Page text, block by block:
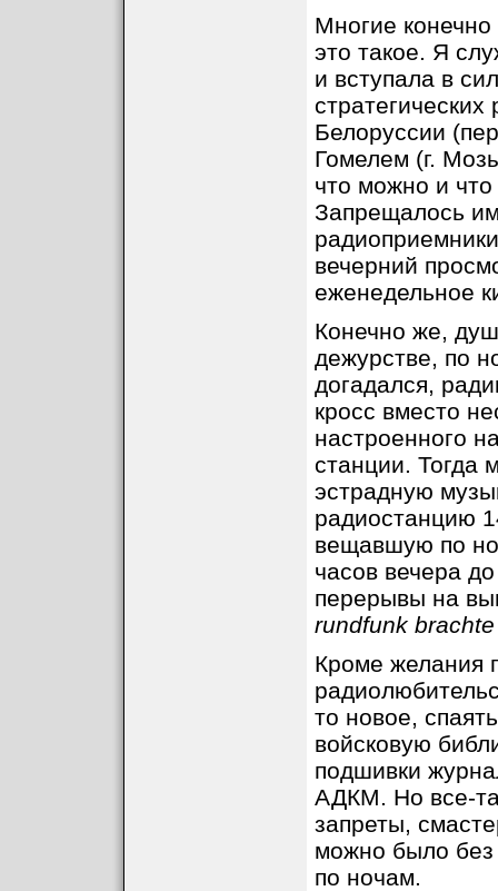
Многие
это такое. Я
и вступала в
Белоруссии
Гомелем (г.
что можно и что
Запрещалось
вечерний
еженедельное
Конечно же,
дежурстве, по
догадался,
кросс вместо
настроенного
станции. Тогда
эстрадную
радиостанцию
вещавшую по
часов вечера
перерывы на
rundfunk
Кроме желания
то новое,
войсковую
подшивки
АДКМ. Но все-
запреты,
можно было
по ночам.